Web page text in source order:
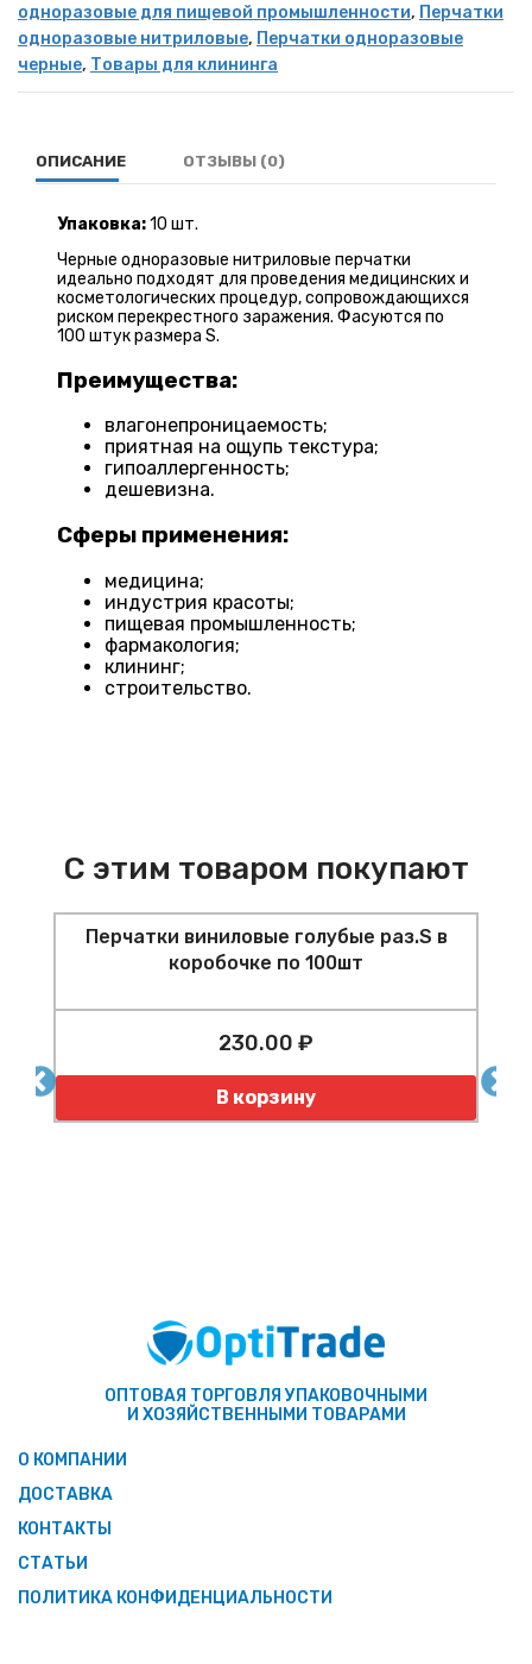
одноразовые для пищевой промышленности, Перчатки
одноразовые нитриловые, Перчатки одноразовые
черные, Товары для клининга
ОПИСАНИЕ ОТЗЫВЫ (0)
Упаковка:10 шт.
Черные одноразовые нитриловые перчатки
идеально подходят для проведения медицинских и
косметологических процедур, сопровождающихся
риском перекрестного заражения. Фасуются по
100 штук размера S.
Преимущества:
влагонепроницаемость;
приятная на ощупь текстура;
гипоаллергенность;
дешевизна.
Сферы применения:
медицина;
индустрия красоты;
пищевая промышленность;
фармакология;
клининг;
строительство.
С этим товаром покупают
Перчатки виниловые голубые раз.S в
коробочке по 100шт
230.00 ₽
Количество
В корзину
ОПТОВАЯ ТОРГОВЛЯ УПАКОВОЧНЫМИ
И ХОЗЯЙСТВЕННЫМИ ТОВАРАМИ
О КОМПАНИИ
ДОСТАВКА
КОНТАКТЫ
СТАТЬИ
ПОЛИТИКА КОНФИДЕНЦИАЛЬНОСТИ